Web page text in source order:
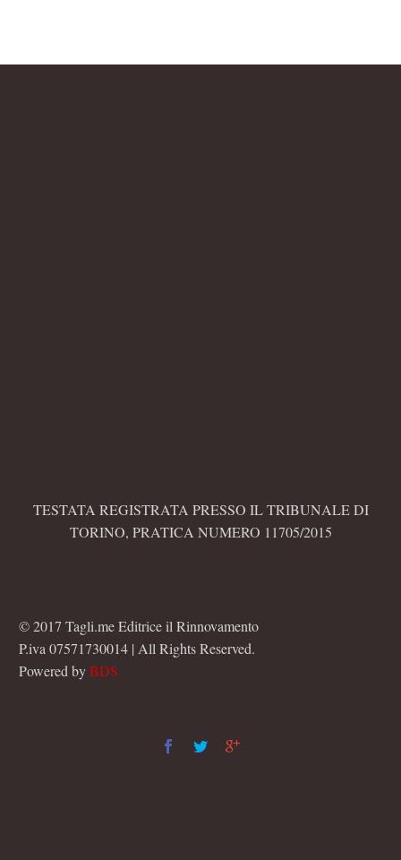
TESTATA REGISTRATA PRESSO IL TRIBUNALE DI
TORINO, PRATICA NUMERO 11705/2015
© 2017 Tagli.me Editrice il Rinnovamento
P.iva 07571730014 | All Rights Reserved.
Powered byBDS